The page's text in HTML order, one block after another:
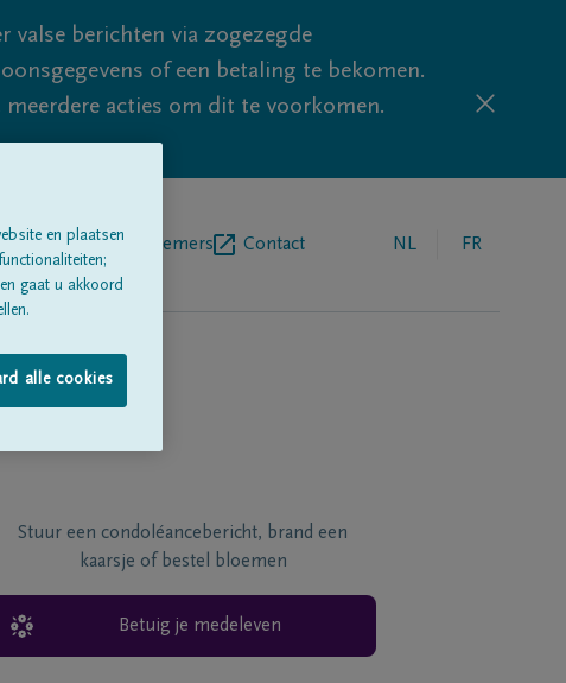
valse berichten via zogezegde
of een betaling te bekomen.
acties om dit te voorkomen.
Begrafenisondernemers Contact NL FR
Stuur een condoléancebericht, brand een
kaarsje of bestel bloemen
Betuig je medeleven
en plaatsen
gaat u akkoord
alle cookies